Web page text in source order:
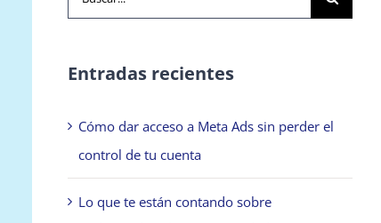
Entradas recientes
Cómo dar acceso a Meta Ads sin perder el
control de tu cuenta
Lo que te están contando sobre